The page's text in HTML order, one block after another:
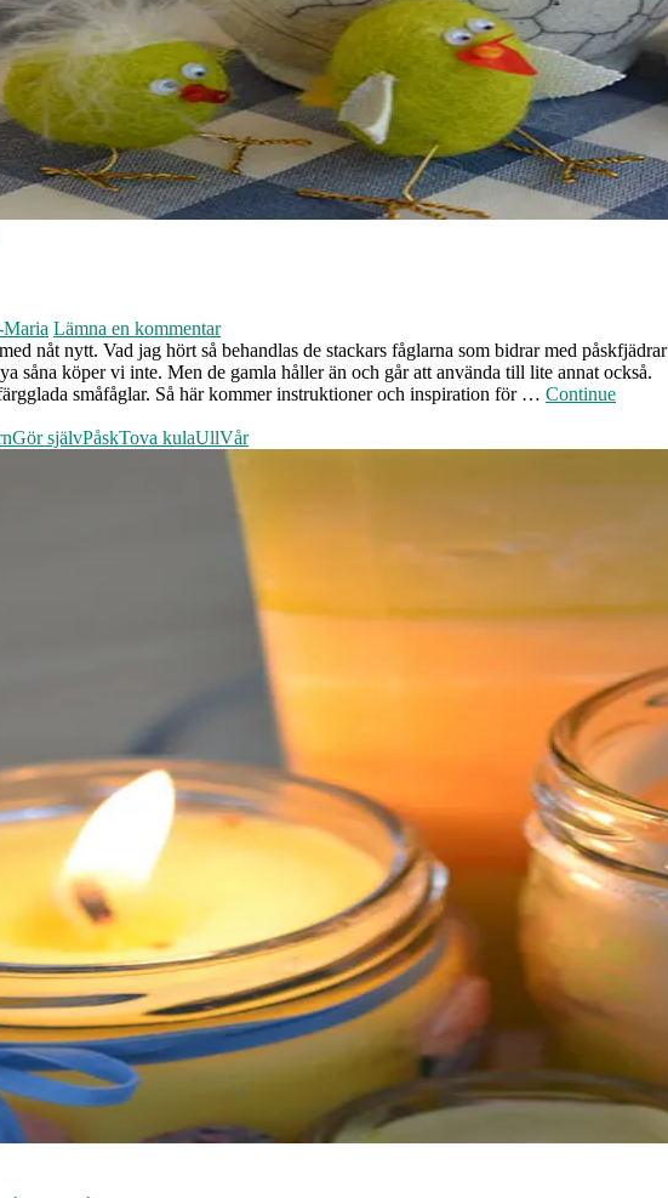
Lämna en kommentar
nåt nytt. Vad jag hört så behandlas de stackars fåglarna som bidrar med påskfjädrar
såna köper vi inte. Men de gamla håller än och går att använda till lite annat också.
småfåglar. Så här kommer instruktioner och inspiration för … Continue
Gör självPåskTova kulaUllVår